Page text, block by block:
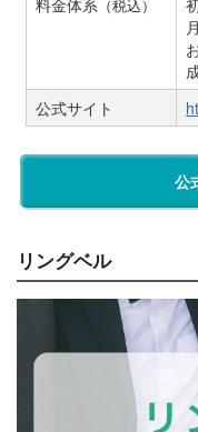
料金体系 （税込）
公式サイト
公
リングベル